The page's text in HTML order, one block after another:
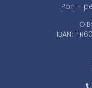
Pon –
OIB:
IBAN: